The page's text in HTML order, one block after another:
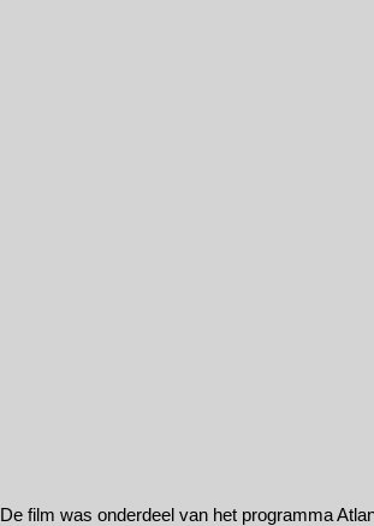
De film was onderdeel van het programma